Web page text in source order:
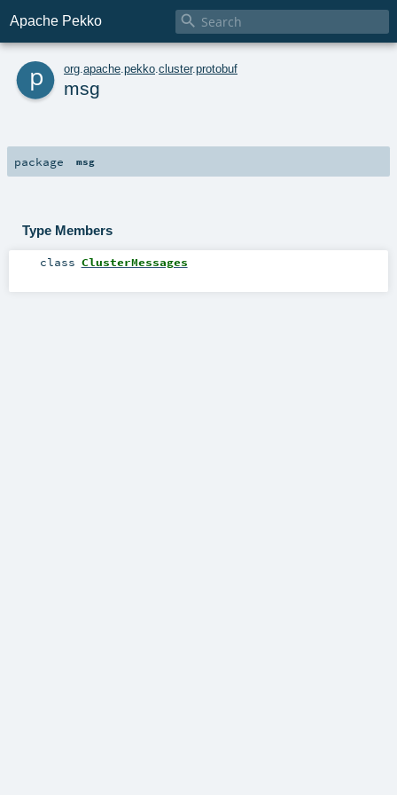
Apache Pekko 
p org apache pekko cluster.protobuf
msg
package msg
Type Members
class ClusterMessages